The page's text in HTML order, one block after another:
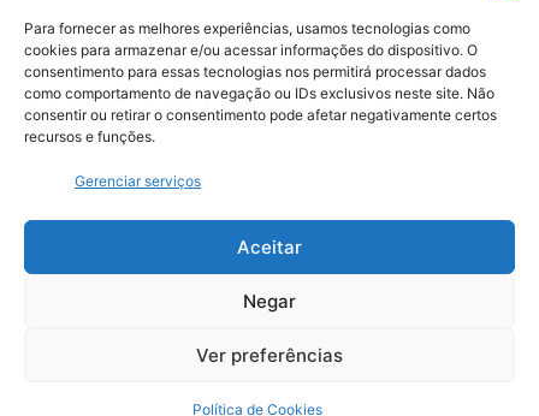
Para fornecer as melhores experiências, usamos tecnologias como
cookies para armazenar e/ou acessar informações do dispositivo. O
consentimento para essas tecnologias nos permitirá processar dados
como comportamento de navegação ou IDs exclusivos neste site. Não
consentir ou retirar o consentimento pode afetar negativamente certos
recursos e funções.
Gerenciar serviços
Aceitar
Negar
Ver preferências
Política de Cookies
No Plante Geo Notícias, buscamos promover
uma compreensão mais profunda das questões
ambientais, incentivando ações sustentáveis e
despertando o interesse pela preservação de
nosso planeta. Junte-se a nós na jornada rumo a
Contato:contato@plantegeonoticias.com.br